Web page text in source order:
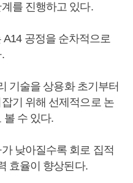
를 진행하고 있다.
A14 공정을 순차적으로
기술을 상용화 초기부터
기 위해 선제적으로 논
볼 수 있다.
낮아질수록 회로 집적
효율이 향상된다.